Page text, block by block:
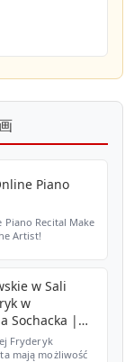
Piano
Piano Recital Make
Artist!
w Sali
w
Sochacka |
Fryderyk
mają możliwość